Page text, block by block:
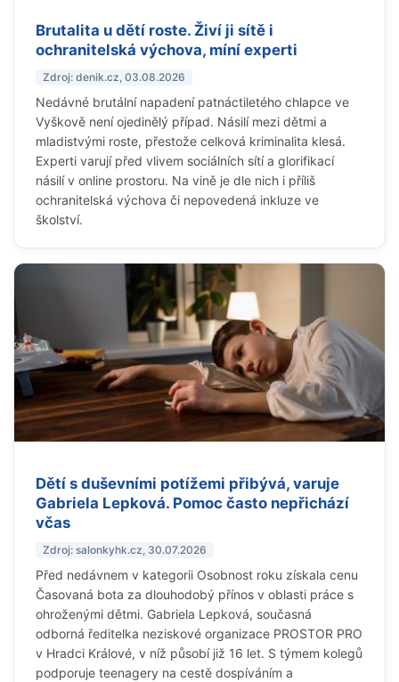
Brutalita u dětí roste. Živí ji sítě i
ochranitelská výchova, míní experti
Zdroj: denik.cz, 03.08.2026
Nedávné brutální napadení patnáctiletého chlapce ve
Vyškově není ojedinělý případ. Násilí mezi dětmi a
mladistvými roste, přestože celková kriminalita klesá.
Experti varují před vlivem sociálních sítí a glorifikací
násilí v online prostoru. Na vině je dle nich i příliš
ochranitelská výchova či nepovedená inkluze ve
školství.
Dětí s duševními potížemi přibývá, varuje
Gabriela Lepková. Pomoc často nepřichází
včas
Zdroj: salonkyhk.cz, 30.07.2026
Před nedávnem v kategorii Osobnost roku získala cenu
Časovaná bota za dlouhodobý přínos v oblasti práce s
ohroženými dětmi. Gabriela Lepková, současná
odborná ředitelka neziskové organizace PROSTOR PRO
v Hradci Králové, v níž působí již 16 let. S týmem kolegů
podporuje teenagery na cestě dospíváním a